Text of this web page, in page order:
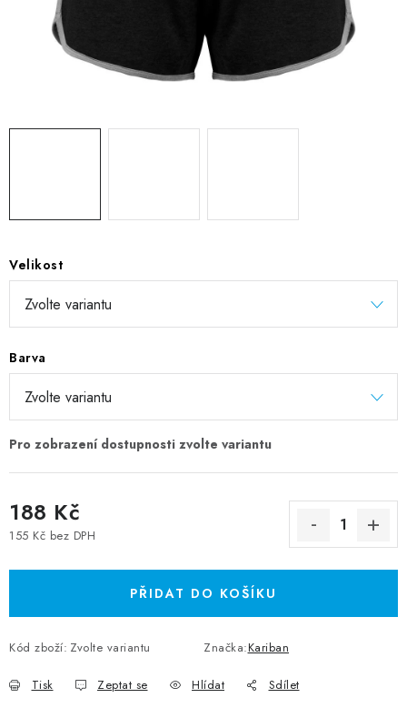
REFLEXNÍ NAŽEHLOVAČKY
Vánoční trička
Kontakty
Akce a slevy
Velikost
Barva
188 Kč
155 Kč bez DPH
PŘIDAT DO KOŠÍKU
Kód zboží: Zvolte variantu Značka:Kariban
Tisk Zeptat se Hlídat Sdílet